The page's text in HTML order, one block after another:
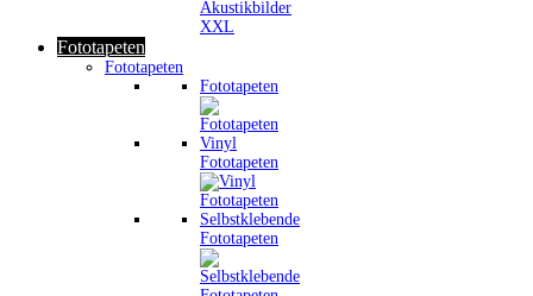
Fototapeten
Fototapeten
Fototapeten
Vinyl
Fototapeten
Selbstklebende
Fototapeten